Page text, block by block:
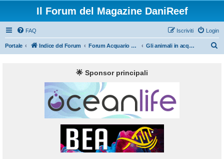
Il Forum del Magazine DaniReef
FAQ Login
Iscriviti
Portale Indice del Forum Forum Acquario Marino Gli animali in acquario marino, pesci, coralli ed invertebrati
🌟 Sponsor principali